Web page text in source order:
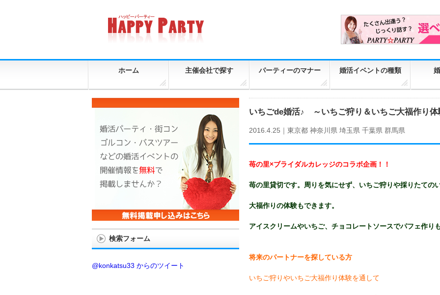
ホーム 主催会社で探す パーティーのマナー 婚活イベントの種類
いちごde婚活♪ ～いちご狩り＆いちご大福作り体
2016.4.25｜ 東京都 神奈川県 埼玉県 千葉県 群馬県
苺の里×ブライダルカレッジのコラボ企画！！
苺の里貸切です。周りを気にせず、いちご狩りや採りたての
大福作りの体験もできます。
アイスクリームやいちご、チョコレートソースでパフェ作り
将来のパートナーを探している方
いちご狩りやいちご大福作り体験を通して
検索フォーム
@konkatsu33 からのツイート